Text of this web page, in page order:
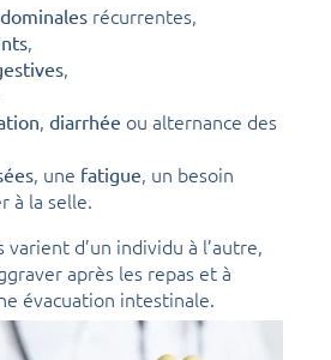
récurrentes,
,
,
, diarrhée ou alternance des
, une fatigue, un besoin
à la selle.
d’un individu à l’autre,
après les repas et à
évacuation intestinale.